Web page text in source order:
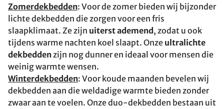
Zomerdekbedden: Voor de zomer bieden wij bijzonder
lichte dekbedden die zorgen voor een fris
slaapklimaat. Ze zijn uiterst ademend , zodat u ook
tijdens warme nachten koel slaapt. Onze ultralichte
dekbeddenzijn nog dunner en ideaal voor mensen die
weinig warmte wensen.
Winterdekbedden: Voor koude maanden bevelen wij
dekbedden aan die weldadige warmte bieden zonder
zwaar aan te voelen. Onze duo-dekbedden bestaan uit